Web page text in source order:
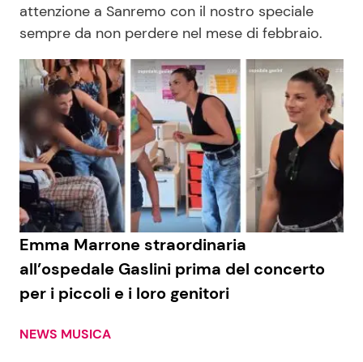
Reality e Talent
Soap Opera
ShowBiz
News Cinema
News Musica
News Spettacolo
Social News
News dal mondo
attenzione a Sanremo con il nostro speciale
sempre da non perdere nel mese di febbraio.
Emma Marrone straordinaria
all’ospedale Gaslini prima del concerto
per i piccoli e i loro genitori
NEWS MUSICA